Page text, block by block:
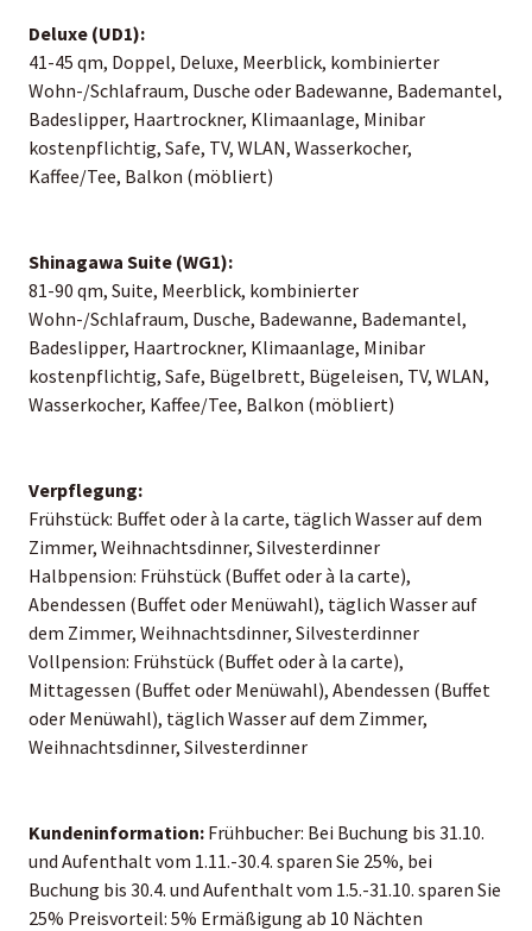
Deluxe (UD1):
41-45 qm, Doppel, Deluxe, Meerblick, kombinierter
Wohn-/Schlafraum, Dusche oder Badewanne, Bademantel,
Badeslipper, Haartrockner, Klimaanlage, Minibar
kostenpflichtig, Safe, TV, WLAN, Wasserkocher,
Kaffee/Tee, Balkon (möbliert)
Shinagawa Suite (WG1):
81-90 qm, Suite, Meerblick, kombinierter
Wohn-/Schlafraum, Dusche, Badewanne, Bademantel,
Badeslipper, Haartrockner, Klimaanlage, Minibar
kostenpflichtig, Safe, Bügelbrett, Bügeleisen, TV, WLAN,
Wasserkocher, Kaffee/Tee, Balkon (möbliert)
Verpflegung:
Frühstück: Buffet oder à la carte, täglich Wasser auf dem
Zimmer, Weihnachtsdinner, Silvesterdinner
Halbpension: Frühstück (Buffet oder à la carte),
Abendessen (Buffet oder Menüwahl), täglich Wasser auf
dem Zimmer, Weihnachtsdinner, Silvesterdinner
Vollpension: Frühstück (Buffet oder à la carte),
Mittagessen (Buffet oder Menüwahl), Abendessen (Buffet
oder Menüwahl), täglich Wasser auf dem Zimmer,
Weihnachtsdinner, Silvesterdinner
Kundeninformation: Frühbucher: Bei Buchung bis 31.10.
und Aufenthalt vom 1.11.-30.4. sparen Sie 25%, bei
Buchung bis 30.4. und Aufenthalt vom 1.5.-31.10. sparen Sie
25% Preisvorteil: 5% Ermäßigung ab 10 Nächten